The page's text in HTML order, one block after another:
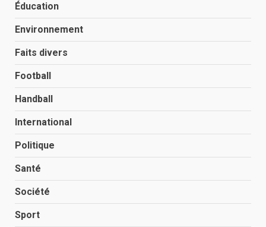
Éducation
Environnement
Faits divers
Football
Handball
International
Politique
Santé
Société
Sport